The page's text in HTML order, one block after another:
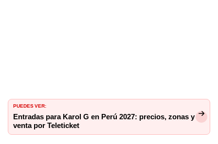
PUEDES VER:
Entradas para Karol G en Perú 2027: precios, zonas y
venta por Teleticket